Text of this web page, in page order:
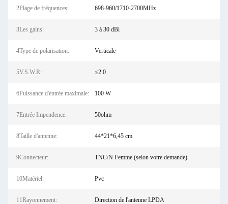
2Plage de fréquences: 698-960/1710-2700MHz
3Les gains: 3 à 30 dBi
4Type de polarisation: Verticale
5V.S.W.R: ≤2.0
6Puissance d'entrée maximale: 100 W
7Entrée Impendence: 50ohm
8Taille d'antenne: 44*21*6,45 cm
9Connecteur: TNC/N Femme (selon votre demande)
10Matériel: Pvc
11Rayonnement: Direction de l'antenne LPDA